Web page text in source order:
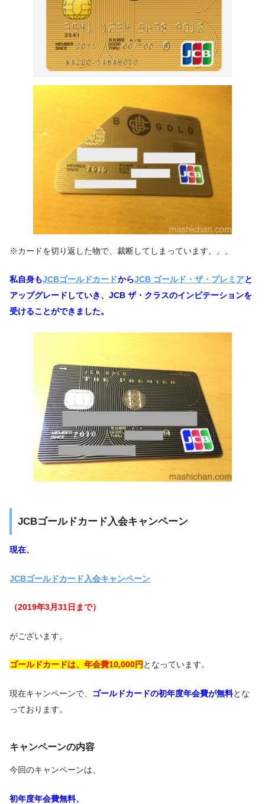
※カードを切り返した物で、裁断してしまっています。。。
私自身もJCBゴールドカードからJCB ゴールド・ザ・プレミアと
アップグレードしていき、JCB ザ・クラスのインビテーションを
受けることができました。
JCBゴールドカード入会キャンペーン
現在、
JCBゴールドカード入会キャンペーン
（2019年3月31日まで）
がございます。
ゴールドカードは、年会費10,000円 となっています。
現在キャンペーンで、 ゴールドカードの初年度年会費が無料とな
っております。
キャンペーンの内容
今回のキャンペーンは、
初年度年会費無料、